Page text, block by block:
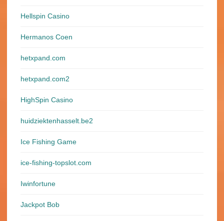
Hellspin Casino
Hermanos Coen
hetxpand.com
hetxpand.com2
HighSpin Casino
huidziektenhasselt.be2
Ice Fishing Game
ice-fishing-topslot.com
Iwinfortune
Jackpot Bob